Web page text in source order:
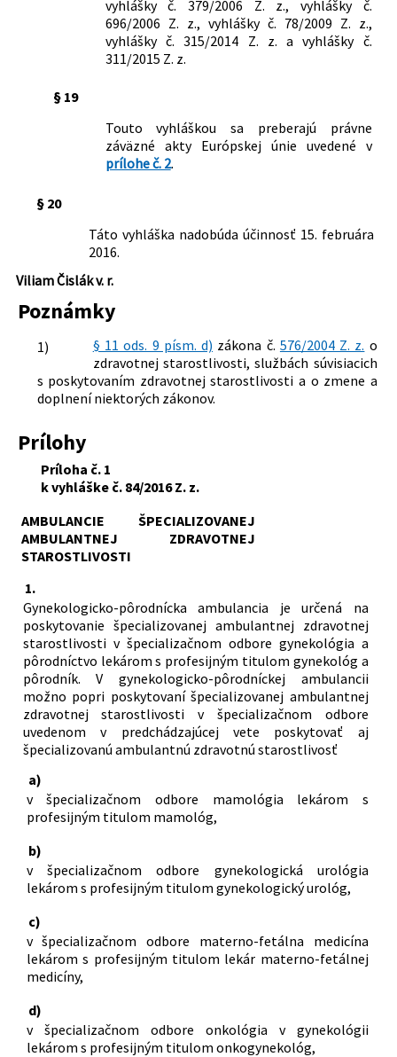
vyhlášky č. 379/2006 Z. z., vyhlášky č.
696/2006 Z. z., vyhlášky č. 78/2009 Z. z.,
vyhlášky č. 315/2014 Z. z. a vyhlášky č.
311/2015 Z. z.
§ 19
Touto vyhláškou sa preberajú právne
záväzné akty Európskej únie uvedené v
prílohe č. 2.
§ 20
Táto vyhláška nadobúda účinnosť 15. februára
2016.
Viliam Čislák v. r.
Poznámky
1) § 11 ods. 9 písm. d) zákona č. 576/2004 Z. z. o
zdravotnej starostlivosti, službách súvisiacich
s poskytovaním zdravotnej starostlivosti a o zmene a
doplnení niektorých zákonov.
Prílohy
Príloha č. 1
k vyhláške č. 84/2016 Z. z.
AMBULANCIE ŠPECIALIZOVANEJ
AMBULANTNEJ ZDRAVOTNEJ
STAROSTLIVOSTI
1.
Gynekologicko-pôrodnícka ambulancia je určená na
poskytovanie špecializovanej ambulantnej zdravotnej
starostlivosti v špecializačnom odbore gynekológia a
pôrodníctvo lekárom s profesijným titulom gynekológ a
pôrodník. V gynekologicko-pôrodníckej ambulancii
možno popri poskytovaní špecializovanej ambulantnej
zdravotnej starostlivosti v špecializačnom odbore
uvedenom v predchádzajúcej vete poskytovať aj
špecializovanú ambulantnú zdravotnú starostlivosť
a)
v špecializačnom odbore mamológia lekárom s
profesijným titulom mamológ,
b)
v špecializačnom odbore gynekologická urológia
lekárom s profesijným titulom gynekologický urológ,
c)
v špecializačnom odbore materno-fetálna medicína
lekárom s profesijným titulom lekár materno-fetálnej
medicíny,
d)
v špecializačnom odbore onkológia v gynekológii
lekárom s profesijným titulom onkogynekológ,